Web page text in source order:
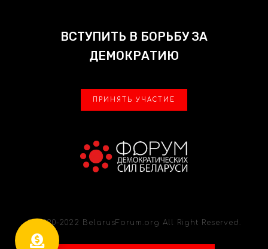
ВСТУПИТЬ В БОРЬБУ ЗА
ДЕМОКРАТИЮ
ПРИНЯТЬ УЧАСТИЕ
© 2020-2022 BelarusForum.org All Right Reserved.